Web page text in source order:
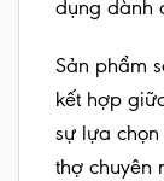
dụng dành
Sản phẩm
kết hợp
sự lựa
thợ chuyên